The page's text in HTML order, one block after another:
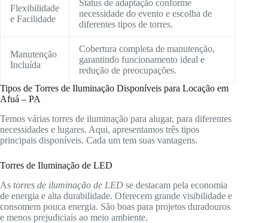
Flexibilidade
e Facilidade
Status de adaptação conforme
necessidade do evento e escolha de
diferentes tipos de torres.
Manutenção
Incluída
Cobertura completa de manutenção,
garantindo funcionamento ideal e
redução de preocupações.
Tipos de Torres de Iluminação Disponíveis para Locação em
Afuá – PA
Temos várias torres de iluminação para alugar, para diferentes
necessidades e lugares. Aqui, apresentamos três tipos
principais disponíveis. Cada um tem suas vantagens.
Torres de Iluminação de LED
As torres de iluminação de LED se destacam pela economia
de energia e alta durabilidade. Oferecem grande visibilidade e
consomem pouca energia. São boas para projetos duradouros
e menos prejudiciais ao meio ambiente.